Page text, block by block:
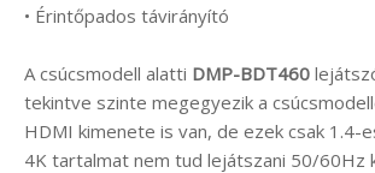
• Érintőpados távirányító
A csúcsmodell alatti DMP-BDT460
tekintve szinte megegyezik a
HDMI kimenete is van, de ezek csak 1.4-
4K tartalmat nem tud lejátszani 50/60Hz